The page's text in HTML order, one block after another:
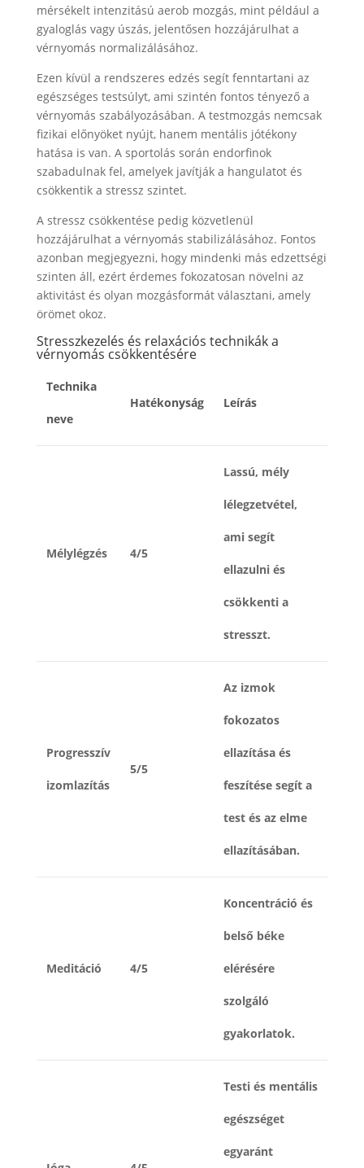
mérsékelt intenzitású aerob mozgás, mint például a
gyaloglás vagy úszás, jelentősen hozzájárulhat a
vérnyomás normalizálásához.
Ezen kívül a rendszeres edzés segít fenntartani az
egészséges testsúlyt, ami szintén fontos tényező a
vérnyomás szabályozásában. A testmozgás nemcsak
fizikai előnyöket nyújt, hanem mentális jótékony
hatása is van. A sportolás során endorfinok
szabadulnak fel, amelyek javítják a hangulatot és
csökkentik a stressz szintet.
A stressz csökkentése pedig közvetlenül
hozzájárulhat a vérnyomás stabilizálásához. Fontos
azonban megjegyezni, hogy mindenki más edzettségi
szinten áll, ezért érdemes fokozatosan növelni az
aktivitást és olyan mozgásformát választani, amely
örömet okoz.
Stresszkezelés és relaxációs technikák a
vérnyomás csökkentésére
Technika
neve
Hatékonyság Leírás
Mélylégzés 4/5
Lassú, mély
lélegzetvétel,
ami segít
ellazulni és
csökkenti a
stresszt.
Progresszív
izomlazítás
5/5
Az izmok
fokozatos
ellazítása és
feszítése segít a
test és az elme
ellazításában.
Meditáció 4/5
Koncentráció és
belső béke
elérésére
szolgáló
gyakorlatok.
Testi és mentális
egészséget
egyaránt